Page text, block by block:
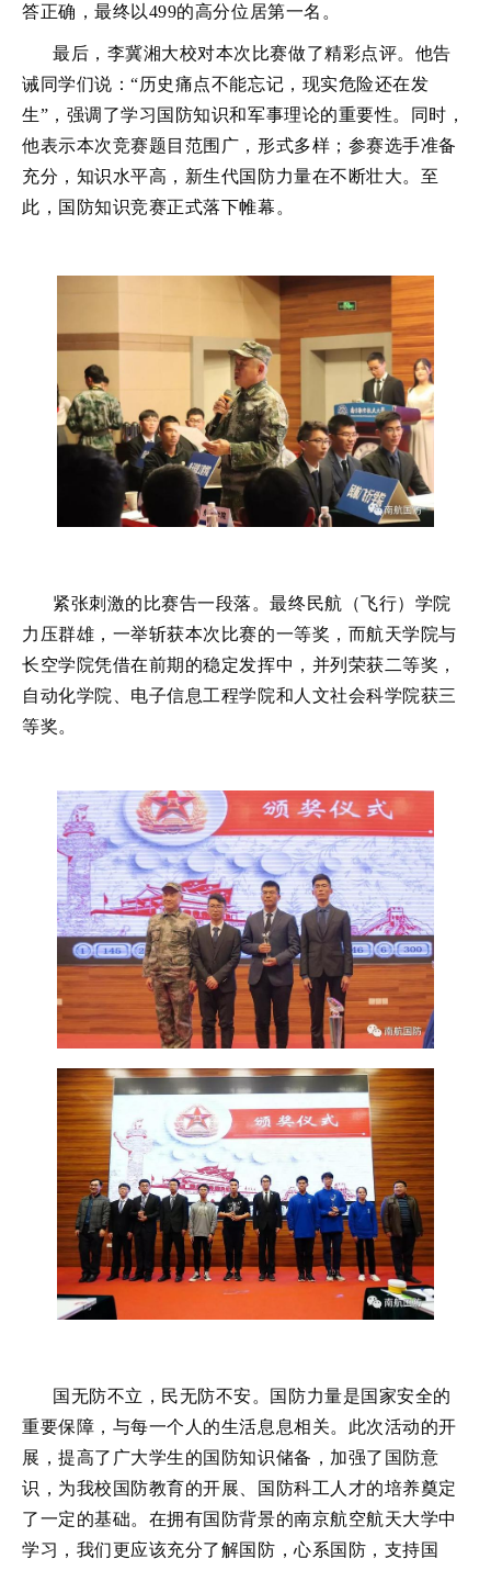
答正确，最终以499的高分位居第一名。
最后，李冀湘大校对本次比赛做了精彩点评。他告
诫同学们说：“历史痛点不能忘记，现实危险还在发
生”，强调了学习国防知识和军事理论的重要性。同时，
他表示本次竞赛题目范围广，形式多样；参赛选手准备
充分，知识水平高，新生代国防力量在不断壮大。至
此，国防知识竞赛正式落下帷幕。
紧张刺激的比赛告一段落。最终民航（飞行）学院
力压群雄，一举斩获本次比赛的一等奖，而航天学院与
长空学院凭借在前期的稳定发挥中，并列荣获二等奖，
自动化学院、电子信息工程学院和人文社会科学院获三
等奖。
国无防不立，民无防不安。国防力量是国家安全的
重要保障，与每一个人的生活息息相关。此次活动的开
展，提高了广大学生的国防知识储备，加强了国防意
识，为我校国防教育的开展、国防科工人才的培养奠定
了一定的基础。在拥有国防背景的南京航空航天大学中
学习，我们更应该充分了解国防，心系国防，支持国